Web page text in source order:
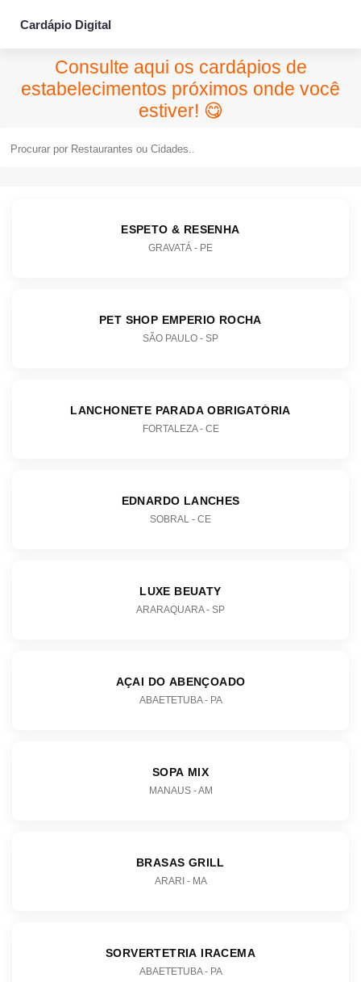
Cardápio Digital
Consulte aqui os cardápios de
estabelecimentos próximos onde você
estiver! 😋
ESPETO & RESENHA
GRAVATÁ - PE
PET SHOP EMPERIO ROCHA
SÃO PAULO - SP
LANCHONETE PARADA OBRIGATÓRIA
FORTALEZA - CE
EDNARDO LANCHES
SOBRAL - CE
LUXE BEUATY
ARARAQUARA - SP
AÇAI DO ABENÇOADO
ABAETETUBA - PA
SOPA MIX
MANAUS - AM
BRASAS GRILL
ARARI - MA
SORVERTETRIA IRACEMA
ABAETETUBA - PA